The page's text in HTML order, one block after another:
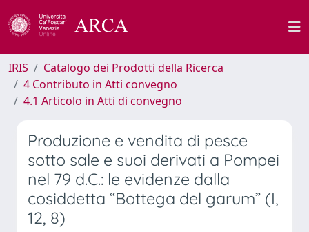
IRIS
Catalogo dei Prodotti della Ricerca
4 Contributo in Atti convegno
4.1 Articolo in Atti di convegno
Produzione e vendita di pesce
sotto sale e suoi derivati a Pompei
nel 79 d.C.: le evidenze dalla
cosiddetta “Bottega del garum” (I,
12, 8)